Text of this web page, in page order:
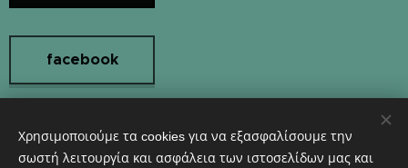
facebook
Instagram
Χρησιμοποιούμε τα cookies για να εξασφαλίσουμε την
σωστή λειτουργία και ασφάλεια των ιστοσελίδων μας και